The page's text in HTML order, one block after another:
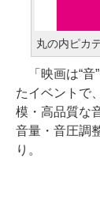
丸の内ピカ
「映画は“音
たイベントで
模・高品質な
音量・音圧調
り。